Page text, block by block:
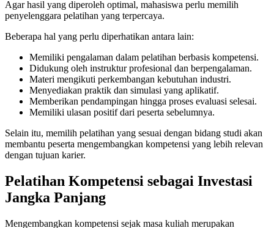
Agar hasil yang diperoleh optimal, mahasiswa perlu memilih
penyelenggara pelatihan yang terpercaya.
Beberapa hal yang perlu diperhatikan antara lain:
Memiliki pengalaman dalam pelatihan berbasis kompetensi.
Didukung oleh instruktur profesional dan berpengalaman.
Materi mengikuti perkembangan kebutuhan industri.
Menyediakan praktik dan simulasi yang aplikatif.
Memberikan pendampingan hingga proses evaluasi selesai.
Memiliki ulasan positif dari peserta sebelumnya.
Selain itu, memilih pelatihan yang sesuai dengan bidang studi akan
membantu peserta mengembangkan kompetensi yang lebih relevan
dengan tujuan karier.
Pelatihan Kompetensi sebagai Investasi
Jangka Panjang
Mengembangkan kompetensi sejak masa kuliah merupakan